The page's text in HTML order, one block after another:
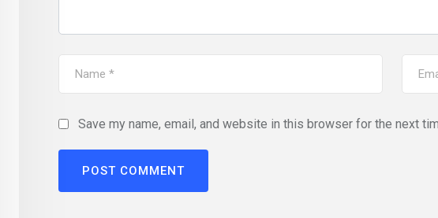
Save my name, email, and website in this browser for the next